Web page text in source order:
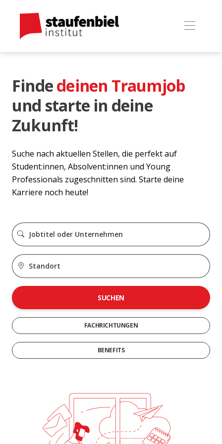
Findedeinen Traumjob
und starte in deine
Zukunft!
Suche nach aktuellen Stellen, die perfekt auf
Student:innen, Absolvent:innen und Young
Professionals zugeschnitten sind. Starte deine
Karriere noch heute!
SUCHEN
FACHRICHTUNGEN
BENEFITS